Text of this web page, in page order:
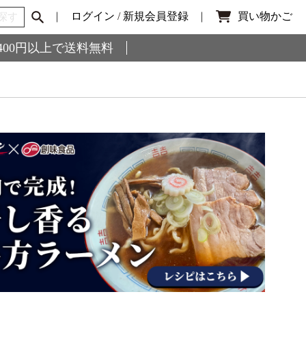
ログイン / 新規会員登録 買い物かご
円以上で送料無料